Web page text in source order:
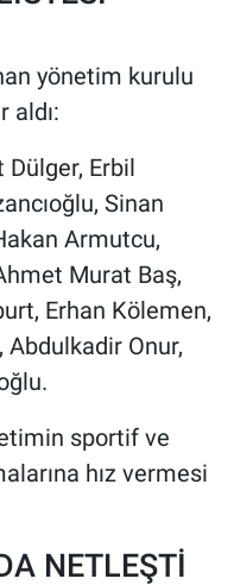
yönetim kurulu
aldı:
Dülger, Erbil
Sinan
Armutcu,
Murat Baş,
Erhan Kölemen,
Abdulkadir Onur,
sportif ve
hız vermesi
NETLEŞTİ